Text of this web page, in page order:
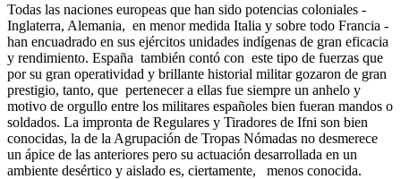
Todas las naciones europeas que han sido potencias coloniales -
Inglaterra, Alemania, en menor medida Italia y sobre todo Francia -
han encuadrado en sus ejércitos unidades indígenas de gran eficacia
y rendimiento. España también contó con este tipo de fuerzas que
por su gran operatividad y brillante historial militar gozaron de gran
prestigio, tanto, que pertenecer a ellas fue siempre un anhelo y
motivo de orgullo entre los militares españoles bien fueran mandos o
soldados. La impronta de Regulares y Tiradores de Ifni son bien
conocidas, la de la Agrupación de Tropas Nómadas no desmerece
un ápice de las anteriores pero su actuación desarrollada en un
ambiente desértico y aislado es, ciertamente, menos conocida.